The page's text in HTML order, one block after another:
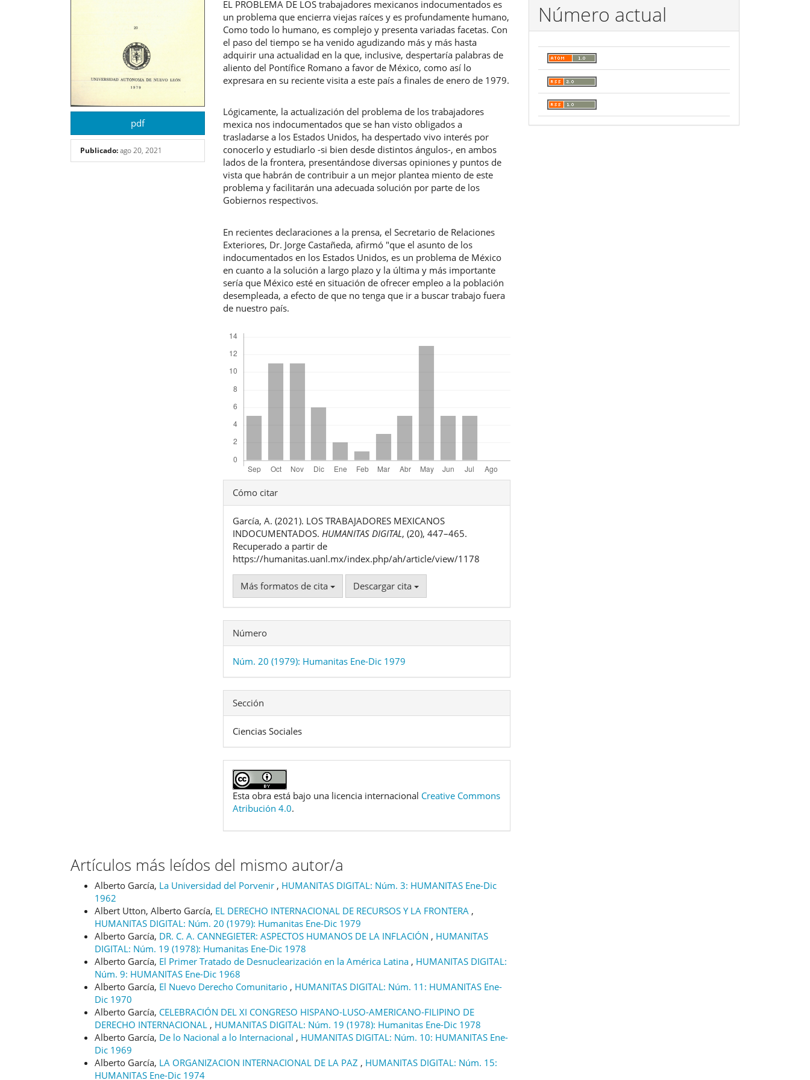
pdf
Publicado:ago 20, 2021
EL PROBLEMA DE LOS trabajadores mexicanos indocumentados es
un problema que encierra viejas raíces y es profundamente humano,
Como todo lo humano, es complejo y presenta variadas facetas. Con
el paso del tiempo se ha venido agudizando más y más hasta
adquirir una actualidad en la que, inclusive, despertaría palabras de
aliento del Pontífice Romano a favor de México, como así lo
expresara en su reciente visita a este país a finales de enero de 1979.
Lógicamente, la actualización del problema de los trabajadores
mexica nos indocumentados que se han visto obligados a
trasladarse a los Estados Unidos, ha despertado vivo interés por
conocerlo y estudiarlo -si bien desde distintos ángulos-, en ambos
lados de la frontera, presentándose diversas opiniones y puntos de
vista que habrán de contribuir a un mejor plantea miento de este
problema y facilitarán una adecuada solución por parte de los
Gobiernos respectivos.
En recientes declaraciones a la prensa, el Secretario de Relaciones
Exteriores, Dr. Jorge Castañeda, afirmó "que el asunto de los
indocumentados en los Estados Unidos, es un problema de México
en cuanto a la solución a largo plazo y la última y más importante
sería que México esté en situación de ofrecer empleo a la población
desempleada, a efecto de que no tenga que ir a buscar trabajo fuera
de nuestro país.
Detalles
del
artículo
Cómo citar
García, A. (2021). LOS TRABAJADORES MEXICANOS
INDOCUMENTADOS.HUMANITAS DIGITAL, (20), 447–465.
Recuperado a partir de
https://humanitas.uanl.mx/index.php/ah/article/view/1178
Más formatos de cita Descargar cita
Número
Núm. 20 (1979): Humanitas Ene-Dic 1979
Sección
Ciencias Sociales
Esta obra está bajo una licencia internacional Creative Commons
Atribución 4.0.
Artículos más leídos del mismo autor/a
Alberto García, La Universidad del Porvenir , HUMANITAS DIGITAL: Núm. 3: HUMANITAS Ene-Dic
1962
Albert Utton, Alberto García, EL DERECHO INTERNACIONAL DE RECURSOS Y LA FRONTERA ,
HUMANITAS DIGITAL: Núm. 20 (1979): Humanitas Ene-Dic 1979
Alberto García, DR. C. A. CANNEGIETER: ASPECTOS HUMANOS DE LA INFLACIÓN , HUMANITAS
DIGITAL: Núm. 19 (1978): Humanitas Ene-Dic 1978
Alberto García, El Primer Tratado de Desnuclearización en la América Latina , HUMANITAS DIGITAL:
Núm. 9: HUMANITAS Ene-Dic 1968
Alberto García, El Nuevo Derecho Comunitario , HUMANITAS DIGITAL: Núm. 11: HUMANITAS Ene-
Dic 1970
Alberto García, CELEBRACIÓN DEL XI CONGRESO HISPANO-LUSO-AMERICANO-FILIPINO DE
DERECHO INTERNACIONAL , HUMANITAS DIGITAL: Núm. 19 (1978): Humanitas Ene-Dic 1978
Alberto García, De lo Nacional a lo Internacional , HUMANITAS DIGITAL: Núm. 10: HUMANITAS Ene-
Dic 1969
Alberto García, LA ORGANIZACION INTERNACIONAL DE LA PAZ , HUMANITAS DIGITAL: Núm. 15:
HUMANITAS Ene-Dic 1974
Número actual